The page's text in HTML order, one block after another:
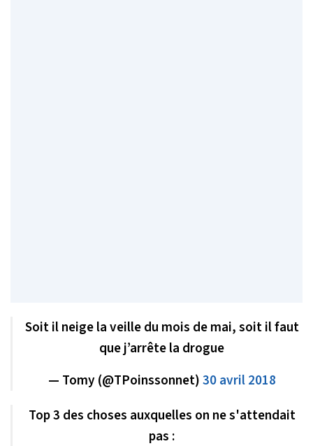
Soit il neige la veille du mois de mai, soit il faut
que j’arrête la drogue
— Tomy (@TPoinssonnet)30 avril 2018
Top 3 des choses auxquelles on ne s'attendait
pas :